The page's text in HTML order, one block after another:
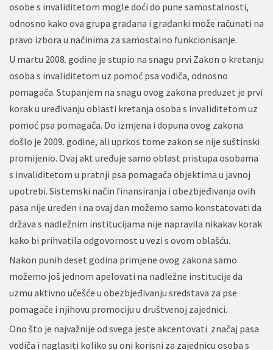
osobe s invaliditetom mogle doći do pune samostalnosti,
odnosno kako ova grupa građana i građanki može računati na
pravo izbora u načinima za samostalno funkcionisanje.
U martu 2008. godine je stupio na snagu prvi Zakon o kretanju
osoba s invaliditetom uz pomoć psa vodiča, odnosno
pomagača. Stupanjem na snagu ovog zakona preduzet je prvi
korak u uređivanju oblasti kretanja osoba s invaliditetom uz
pomoć psa pomagača. Do izmjena i dopuna ovog zakona
došlo je 2009. godine, ali uprkos tome zakon se nije suštinski
promijenio. Ovaj akt uređuje samo oblast pristupa osobama
s invaliditetom u pratnji psa pomagača objektima u javnoj
upotrebi. Sistemski način finansiranja i obezbjeđivanja ovih
pasa nije uređen i na ovaj dan možemo samo konstatovati da
država s nadležnim institucijama nije napravila nikakav korak
kako bi prihvatila odgovornost u vezi s ovom oblašću.
Nakon punih deset godina primjene ovog zakona samo
možemo još jednom apelovati na nadležne institucije da
uzmu aktivno učešće u obezbjeđivanju sredstava za pse
pomagače i njihovu promociju u društvenoj zajednici.
Ono što je najvažnije od svega jeste akcentovati značaj pasa
vodiča i naglasiti koliko su oni korisni za zajednicu osoba s